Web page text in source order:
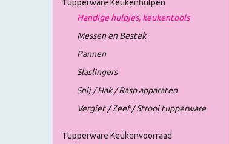
Tupperware Keukenhulpen
Handige hulpjes, keukentools
Messen en Bestek
Pannen
Slaslingers
Snij / Hak / Rasp apparaten
Vergiet / Zeef / Strooi tupperware
Tupperware Keukenvoorraad